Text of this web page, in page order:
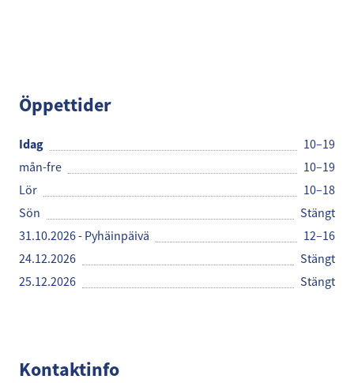
Öppettider
Idag
10–19
mån-fre
10–19
Lör
10–18
Sön
Stängt
31.10.2026 - Pyhäinpäivä
12–16
24.12.2026
Stängt
25.12.2026
Stängt
Kontaktinfo